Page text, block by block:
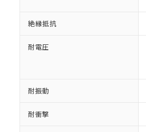
絶縁抵抗
耐電圧
耐振動
耐衝撃